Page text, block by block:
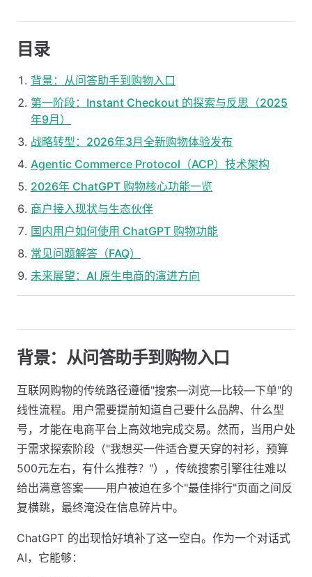
目录
背景：从问答助手到购物入口
第一阶段：Instant Checkout 的探索与反思（2025
年9月）
战略转型：2026年3月全新购物体验发布
Agentic Commerce Protocol（ACP）技术架构
2026年 ChatGPT 购物核心功能一览
商户接入现状与生态伙伴
国内用户如何使用 ChatGPT 购物功能
常见问题解答（FAQ）
未来展望：AI 原生电商的演进方向
背景：从问答助手到购物入口
互联网购物的传统路径遵循"搜索—浏览—比较—下单"的
线性流程。用户需要提前知道自己要什么品牌、什么型
号，才能在电商平台上高效地完成交易。然而，当用户处
于需求探索阶段（"我想买一件适合夏天穿的衬衫，预算
500元左右，有什么推荐？"），传统搜索引擎往往难以
给出满意答案——用户被迫在多个"最佳排行"页面之间反
复横跳，最终淹没在信息碎片中。
ChatGPT 的出现恰好填补了这一空白。作为一个对话式
AI，它能够：